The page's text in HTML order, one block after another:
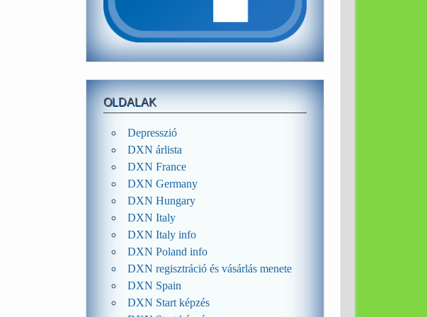
OLDALAK
Depresszió
DXN árlista
DXN France
DXN Germany
DXN Hungary
DXN Italy
DXN Italy info
DXN Poland info
DXN regisztráció és vásárlás menete
DXN Spain
DXN Start képzés